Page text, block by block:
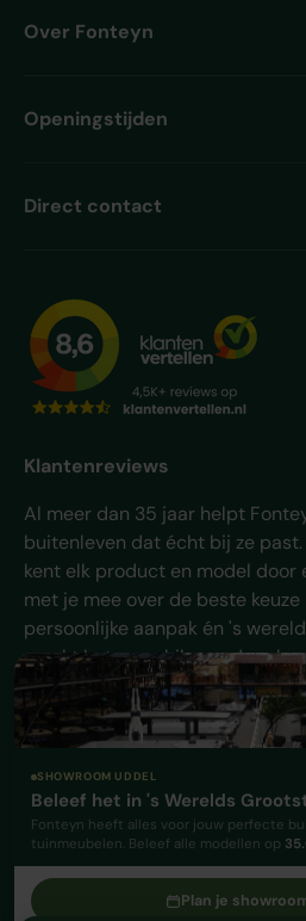
Over Fonteyn
Openingstijden
Direct contact
Klantenreviews
Al meer dan 35 jaar helpt
buitenleven dat écht bij ze
kent elk product en model door
met je mee over de beste
persoonlijke aanpak én 's
maakt het verschil - en daar
Fonteyn al jaren voor terug.
Geaccepteerde
SHOWROOM UDDEL
Beleef het in 's Werelds
Fonteyn heeft alles voor jouw perfecte
tuinmeubelen. Beleef alle modellen op
Plan je